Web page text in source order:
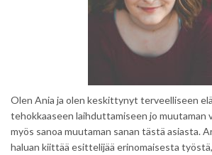
Olen Ania ja olen keskittynyt terveelliseen
tehokkaaseen laihduttamiseen jo muutaman
myös sanoa muutaman sanan tästä asiasta.
haluan kiittää esittelijää erinomaisesta